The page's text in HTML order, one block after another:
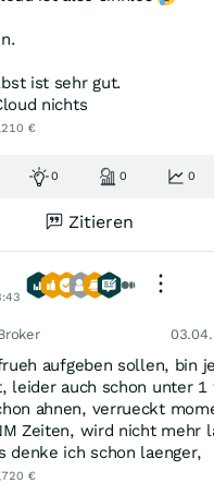
ist sehr gut.
nichts
€
0 0 0
Zitieren
aufgeben sollen, bin
leider auch schon unter 1
ahnen, verrueckt
Zeiten, wird nicht mehr
denke ich schon laenger,
€